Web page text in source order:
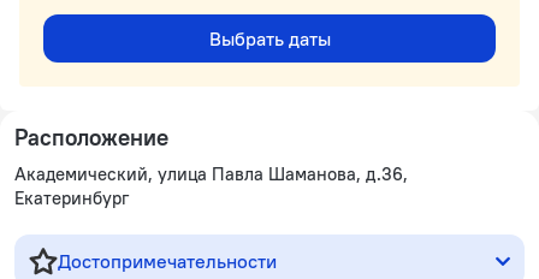
Выбрать даты
Расположение
Академический, улица Павла Шаманова, д.36,
Екатеринбург
Достопримечательности